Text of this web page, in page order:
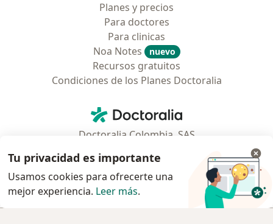
Planes y precios
Para doctores
Para clinicas
Noa Notes
nuevo
Recursos gratuitos
Condiciones de los Planes Doctoralia
Doctoralia - Página de inicio
Doctoralia Colombia, SAS
Municipio: Bogotá D.C., Colombia
Tu privacidad es importante
Usamos cookies para ofrecerte una
mejor experiencia. Leer más.